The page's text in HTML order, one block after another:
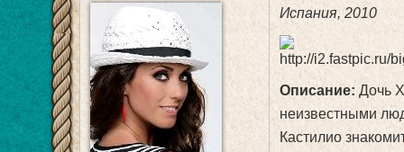
Испания, 2010
Описание: Дочь
неизвестными
Кастилио